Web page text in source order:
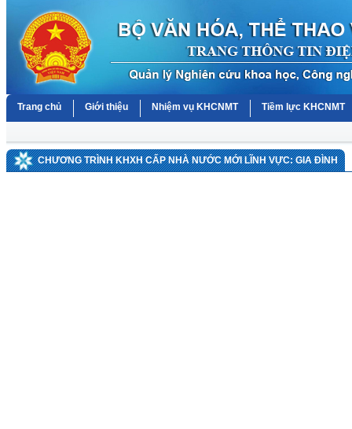
Trang chủ Giới thiệu Nhiệm vụ KHCNMT Tiềm lực KHCNMT
CHƯƠNG TRÌNH KHXH CẤP NHÀ NƯỚC MỚI LĨNH VỰC: GIA ĐÌNH